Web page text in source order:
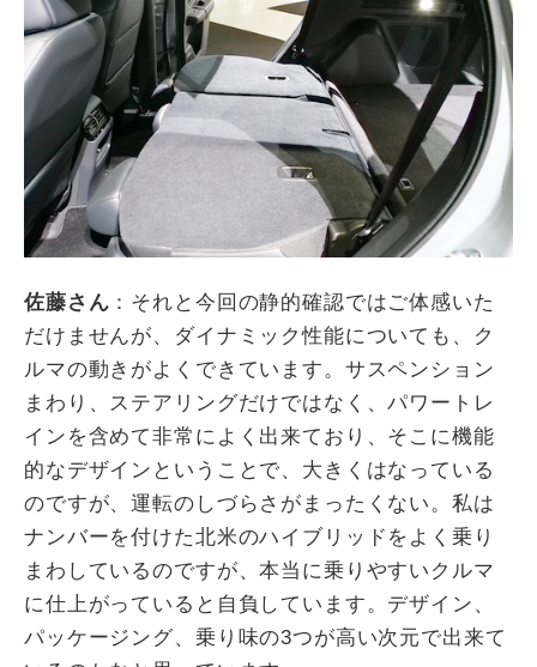
佐藤さん ：それと今回の静的確認ではご体感いた
だけませんが、ダイナミック性能についても、ク
ルマの動きがよくできています。サスペンション
まわり、ステアリングだけではなく、パワートレ
インを含めて非常によく出来ており、そこに機能
的なデザインということで、大きくはなっている
のですが、運転のしづらさがまったくない。私は
ナンバーを付けた北米のハイブリッドをよく乗り
まわしているのですが、本当に乗りやすいクルマ
に仕上がっていると自負しています。デザイン、
パッケージング、乗り味の3つが高い次元で出来て